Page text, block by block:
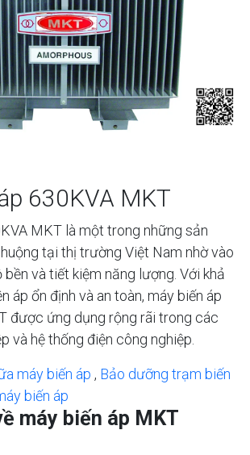
630KVA MKT
MKT là một trong những sản
tại thị trường Việt Nam nhờ vào
bền và tiết kiệm năng lượng. Với khả
áp ổn định và an toàn, máy biến áp
được ứng dụng rộng rãi trong các
và hệ thống điện công nghiệp.
máy biến áp , Bảo dưỡng trạm biến
biến áp
máy biến áp MKT